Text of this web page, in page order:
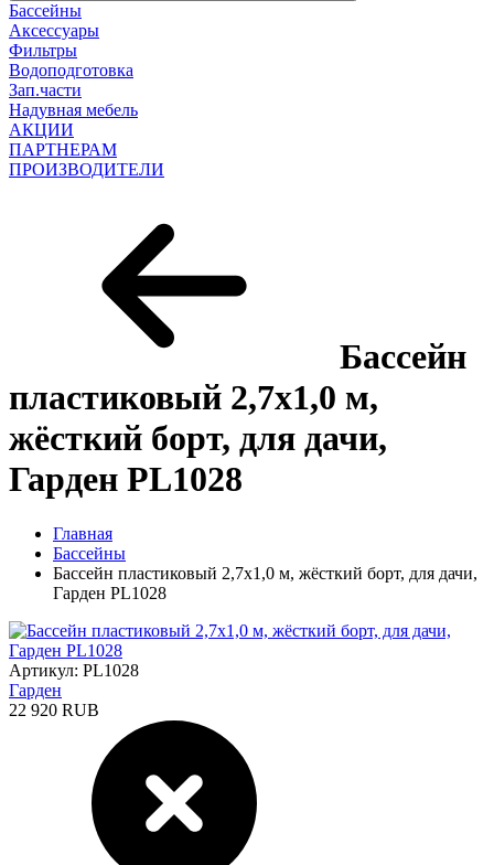
Бассейны
Аксессуары
Фильтры
Водоподготовка
Зап.части
Надувная мебель
АКЦИИ
ПАРТНЕРАМ
ПРОИЗВОДИТЕЛИ
Бассейн
пластиковый 2,7х1,0 м,
жёсткий борт, для дачи,
Гарден PL1028
Главная
Бассейны
Бассейн пластиковый 2,7х1,0 м, жёсткий борт, для дачи,
Гарден PL1028
Артикул: PL1028
Гарден
22 920 RUB